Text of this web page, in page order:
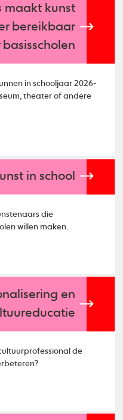
maakt kunst
bereikbaar
basisscholen
in schooljaar 2026-
theater of andere
in school
die
willen maken.
en
de